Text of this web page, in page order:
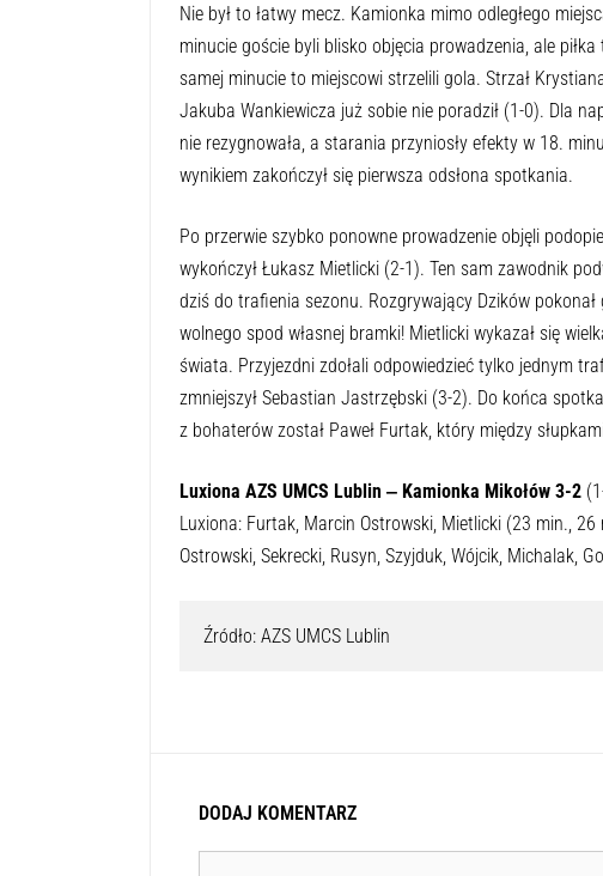
Nie był to łatwy mecz. Kamionka mimo odległego
minucie goście byli blisko objęcia prowadzenia, ale
samej minucie to miejscowi strzelili gola. Strzał
Jakuba Wankiewicza już sobie nie poradził (1-0). Dla
nie rezygnowała, a starania przyniosły efekty w 18.
wynikiem zakończył się pierwsza odsłona spotkania.
Po przerwie szybko ponowne prowadzenie objęli
wykończył Łukasz Mietlicki (2-1). Ten sam zawodnik
dziś do trafienia sezonu. Rozgrywający Dzików
wolnego spod własnej bramki! Mietlicki wykazał się
świata. Przyjezdni zdołali odpowiedzieć tylko jednym
zmniejszył Sebastian Jastrzębski (3-2). Do końca
z bohaterów został Paweł Furtak, który między
Luxiona AZS UMCS Lublin ‒ Kamionka Mikołów 3-2
Luxiona: Furtak, Marcin Ostrowski, Mietlicki (23 min.,
Ostrowski, Sekrecki, Rusyn, Szyjduk, Wójcik, Michalak,
Źródło: AZS UMCS Lublin
DODAJ KOMENTARZ